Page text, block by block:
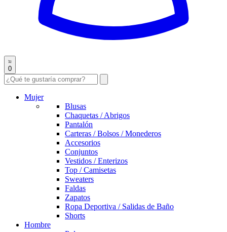
0
Mujer
Blusas
Chaquetas / Abrigos
Pantalón
Carteras / Bolsos / Monederos
Accesorios
Conjuntos
Vestidos / Enterizos
Top / Camisetas
Sweaters
Faldas
Zapatos
Ropa Deportiva / Salidas de Baño
Shorts
Hombre